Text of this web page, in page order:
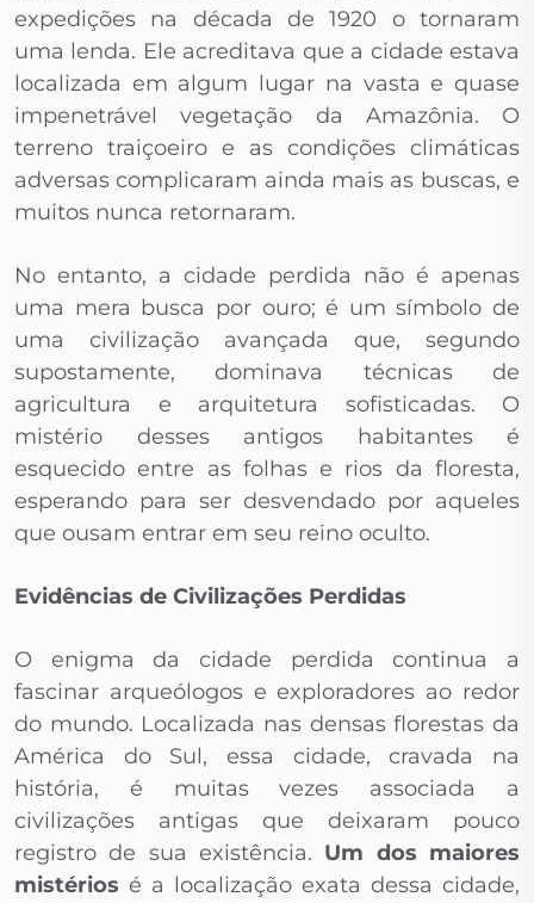
expedições na década de 1920 o tornaram
uma lenda. Ele acreditava que a cidade estava
localizada em algum lugar na vasta e quase
impenetrável vegetação da Amazônia. O
terreno traiçoeiro e as condições climáticas
adversas complicaram ainda mais as buscas, e
muitos nunca retornaram.
No entanto, a cidade perdida não é apenas
uma mera busca por ouro; é um símbolo de
uma civilização avançada que, segundo
supostamente, dominava técnicas de
agricultura e arquitetura sofisticadas. O
mistério desses antigos habitantes é
esquecido entre as folhas e rios da floresta,
esperando para ser desvendado por aqueles
que ousam entrar em seu reino oculto.
Evidências de Civilizações Perdidas
O enigma da cidade perdida continua a
fascinar arqueólogos e exploradores ao redor
do mundo. Localizada nas densas florestas da
América do Sul, essa cidade, cravada na
história, é muitas vezes associada a
civilizações antigas que deixaram pouco
registro de sua existência. Um dos maiores
mistérios é a localização exata dessa cidade,